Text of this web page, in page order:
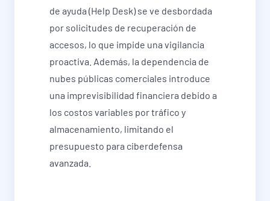
de ayuda (Help Desk) se ve desbordada
por solicitudes de recuperación de
accesos, lo que impide una vigilancia
proactiva. Además, la dependencia de
nubes públicas comerciales introduce
una imprevisibilidad financiera debido a
los costos variables por tráfico y
almacenamiento, limitando el
presupuesto para ciberdefensa
avanzada.